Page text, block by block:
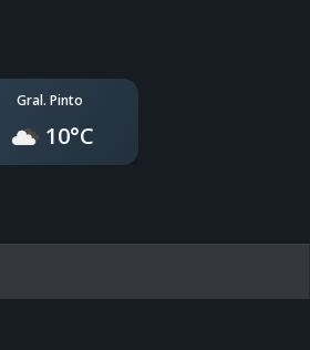
Gral. Pinto
10°C